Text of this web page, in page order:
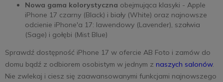
Nowa gama kolorystyczna obejmująca klasyki - Apple
iPhone 17 czarny (Black) i biały (White) oraz najnowsze
odcienie iPhone'a 17: lawendowy (Lavender), szałwia
(Sage) i gołębi (Mist Blue)
Sprawdź dostępność iPhone 17 w ofercie AB Foto i zamów do
domu bądź z odbiorem osobistym w jednym z naszych salonów.
Nie zwlekaj i ciesz się zaawansowanymi funkcjami najnowszego